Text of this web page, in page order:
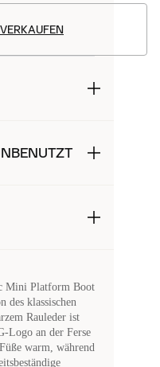
Mini Platform Boot
des klassischen
Rauleder ist
Logo an der Ferse
warm, während